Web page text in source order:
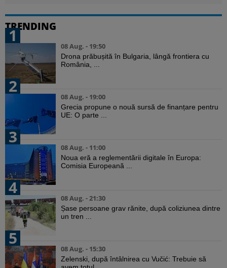
TRENDING
1
08 Aug. - 19:50
Drona prăbușită în Bulgaria, lângă frontiera cu
România, ...
2
08 Aug. - 19:00
Grecia propune o nouă sursă de finanțare pentru
UE: O parte ...
3
08 Aug. - 11:00
Noua eră a reglementării digitale în Europa:
Comisia Europeană ...
4
08 Aug. - 21:30
Șase persoane grav rănite, după coliziunea dintre
un tren ...
5
08 Aug. - 15:30
Zelenski, după întâlnirea cu Vučić: Trebuie să